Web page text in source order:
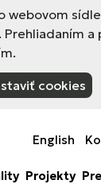
webovom
cookies
English
Projekty